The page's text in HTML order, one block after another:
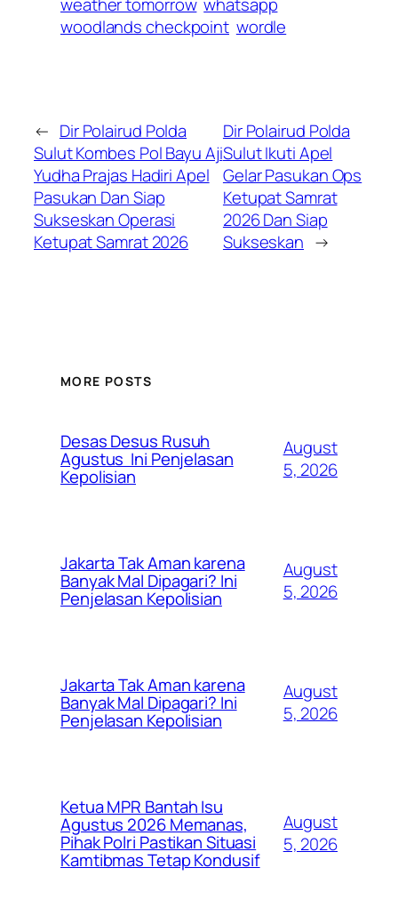
woodlands checkpoint wordle
← Dir Polairud Polda
Sulut Kombes Pol Bayu Aji
Yudha Prajas Hadiri Apel
Pasukan Dan Siap
Sukseskan Operasi
Ketupat Samrat 2026
Dir Polairud Polda
Sulut Ikuti Apel
Gelar Pasukan Ops
Ketupat Samrat
2026 Dan Siap
Sukseskan →
MORE POSTS
Desas Desus Rusuh
Agustus Ini Penjelasan
Kepolisian
August
5, 2026
Jakarta Tak Aman karena
Banyak Mal Dipagari? Ini
Penjelasan Kepolisian
August
5, 2026
Jakarta Tak Aman karena
Banyak Mal Dipagari? Ini
Penjelasan Kepolisian
August
5, 2026
Ketua MPR Bantah Isu
Agustus 2026 Memanas,
Pihak Polri Pastikan Situasi
Kamtibmas Tetap Kondusif
August
5, 2026